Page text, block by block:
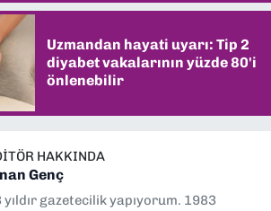
Uzmandan hayati uyarı: Tip 2
diyabet vakalarının yüzde 80'i
önlenebilir
HAKKINDA
Genç
yıldır gazetecilik yapıyorum. 1983